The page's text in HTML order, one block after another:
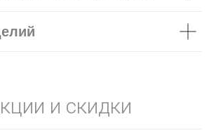
и скидки